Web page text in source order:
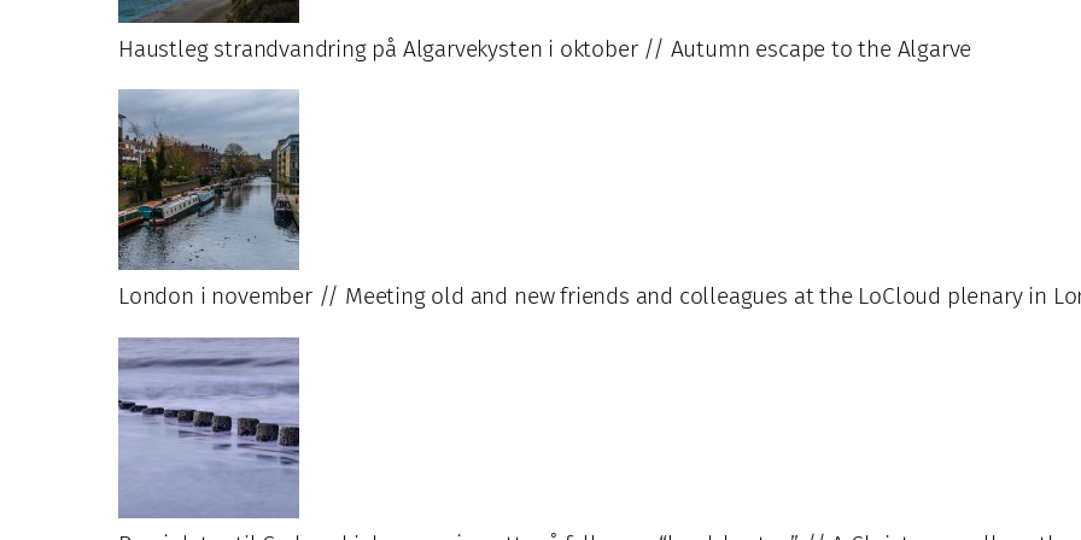
Haustleg strandvandring på Algarvekysten i oktober // Autumn escape to the Algarve
London i november // Meeting old and new friends and colleagues at the LoCloud plenary in